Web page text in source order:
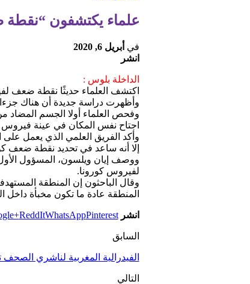
علماء يكتشفون
في أبريل 6, 2020
انشر
الداخلة بلوس :
اكتشف العلماء حديثًا نقطة ضعف
وأظهرت دراسة جديدة أن هناك جزءا
وفحص العلماء أولا الجسم
اجتاح نفس المكان في عينة فيروس
وأكد الفريق العلمي الذي يعمل
إلا أنه ساعد في تحديد نقطة ضعف
ووصف إيان ويلسون، المسؤول
لفيروس كورونا.
وقال الباحثون إن المنطقة
المنطقة عادة ما تكون مخبأة داخل
انشر ReddItWhatsAppPinterest
السابق
الفيدرالية المغربية لناشري
التالي